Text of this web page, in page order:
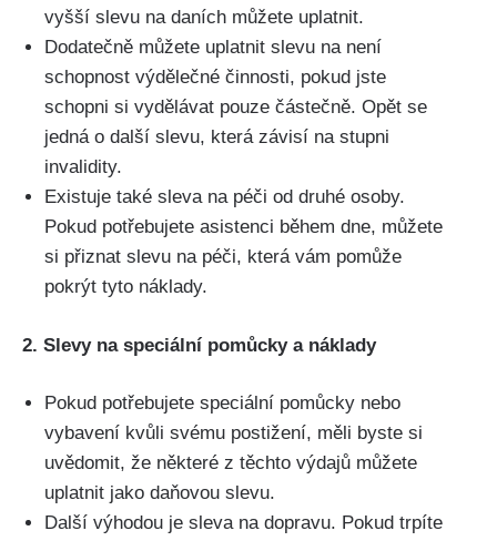
vyšší slevu na daních můžete uplatnit.
Dodatečně můžete uplatnit slevu na není
schopnost výdělečné činnosti, pokud jste
schopni si vydělávat pouze částečně. Opět se
jedná o další slevu, která závisí na stupni
invalidity.
Existuje také sleva na péči od druhé osoby.
Pokud potřebujete asistenci během dne, můžete
si přiznat slevu na péči, která vám pomůže
pokrýt tyto náklady.
2. Slevy na speciální pomůcky a náklady
Pokud potřebujete speciální pomůcky nebo
vybavení kvůli svému postižení, měli byste si
uvědomit, že některé z těchto výdajů můžete
uplatnit jako daňovou slevu.
Další výhodou je sleva na dopravu. Pokud trpíte